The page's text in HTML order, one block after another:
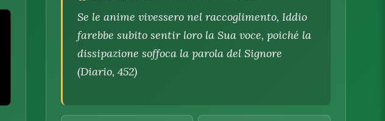
Se le anime vivessero nel raccoglimento, Iddio
farebbe subito sentir loro la Sua voce, poiché la
dissipazione soffoca la parola del Signore
(Diario, 452)